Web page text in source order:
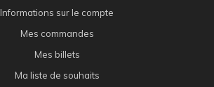
Informations sur le compte
Mes commandes
Mes billets
Ma liste de souhaits